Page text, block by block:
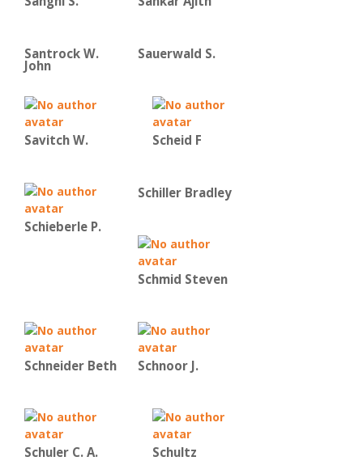
Santrock W.
John
Sauerwald S.
Savitch W. Scheid F
Schieberle P.
Schiller Bradley
Schmid Steven
Schneider Beth Schnoor J.
Schuler C. A. Schultz